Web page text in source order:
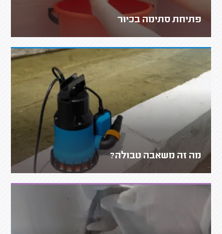
פתיחת סתימה בכיור
מה זה משאבה טבולה?